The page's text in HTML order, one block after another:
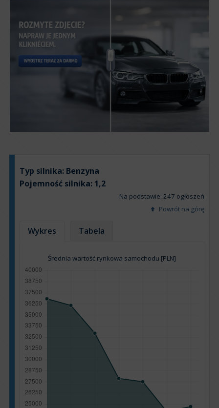
Typ silnika: Benzyna
Pojemność silnika: 1,2
Na podstawie: 247 ogłoszeń
Powrót na górę
Wykres Tabela
Średnia wartość rynkowa samochodu [PLN]